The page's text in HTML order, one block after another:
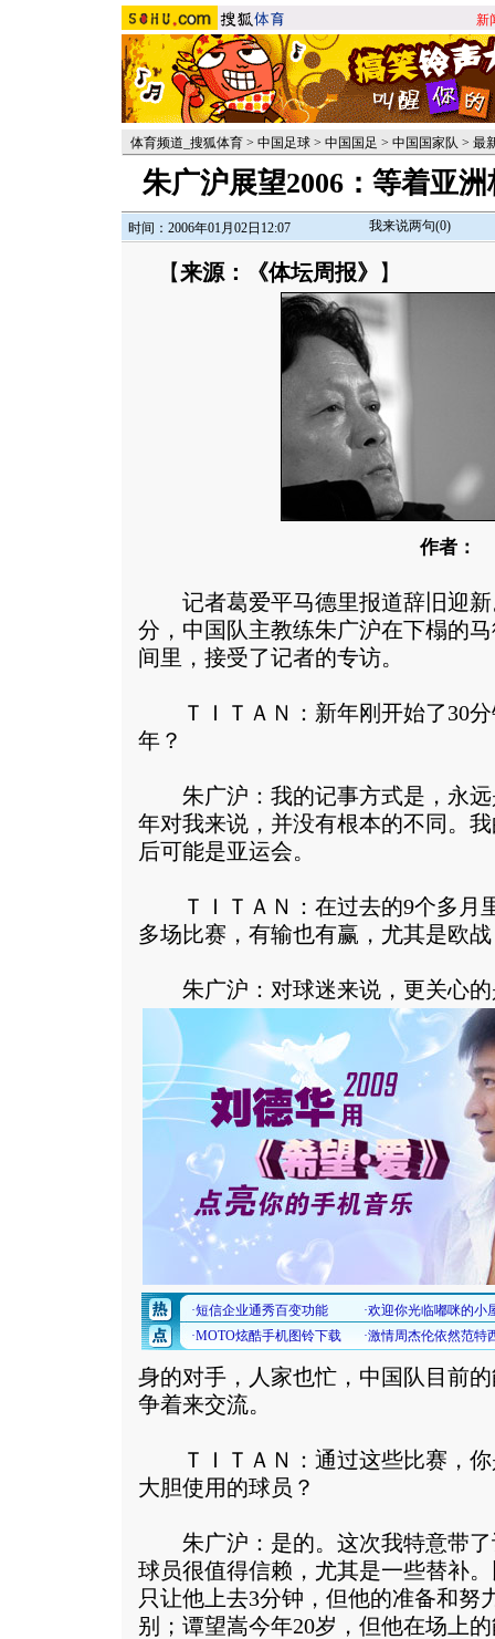
新
体育频道_搜狐体育 > 中国足球 > 中国国足 > 中国国家队 > 最
朱广沪展望2006：等着亚
时间：2006年01月02日12:07 我来说两句(0)
【来源：《体坛周报》 】
作者：
记者葛爱平马德里报道辞旧迎新
分，中国队主教练朱广沪在下榻的
间里，接受了记者的专访。
ＴＩＴＡＮ：新年刚开始了30分
年？
朱广沪：我的记事方式是，永远
年对我来说，并没有根本的不同。
后可能是亚运会。
ＴＩＴＡＮ：在过去的9个多月
多场比赛，有输也有赢，尤其是欧
朱广沪：对球迷来说，更关心的
身的对手，人家也忙，中国队目前
争着来交流。
ＴＩＴＡＮ：通过这些比赛，你
大胆使用的球员？
朱广沪：是的。这次我特意带了
球员很值得信赖，尤其是一些替补
只让他上去3分钟，但他的准备和努
别；谭望嵩今年20岁，但他在场上